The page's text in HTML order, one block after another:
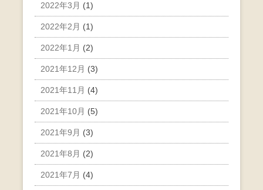
2022年3月 (1)
2022年2月 (1)
2022年1月 (2)
2021年12月 (3)
2021年11月 (4)
2021年10月 (5)
2021年9月 (3)
2021年8月 (2)
2021年7月 (4)